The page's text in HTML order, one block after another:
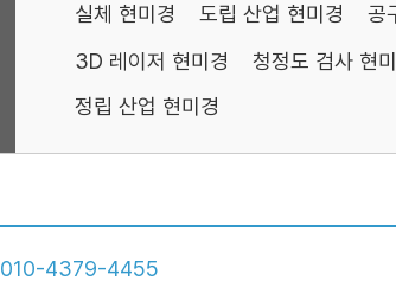
실체 현미경 도립 산업 현미경 공
3D 레이저 현미경 청정도 검사 현
정립 산업 현미경
010-4379-4455